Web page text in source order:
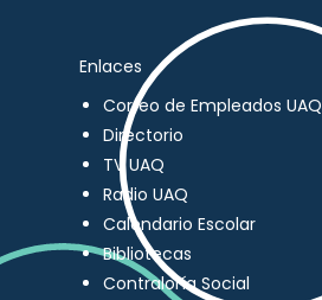
Enlaces
Correo de Empleados UAQ
Directorio
TV UAQ
Radio UAQ
Calendario Escolar
Bibliotecas
Contraloría Social